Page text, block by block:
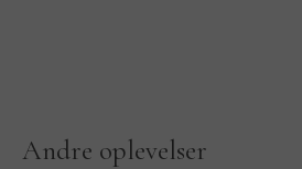
Andre oplevelser